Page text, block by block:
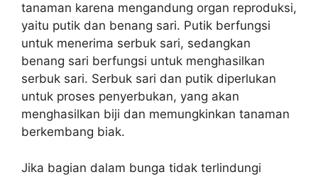
tanaman karena mengandung organ reproduksi,
yaitu putik dan benang sari. Putik berfungsi
untuk menerima serbuk sari, sedangkan
benang sari berfungsi untuk menghasilkan
serbuk sari. Serbuk sari dan putik diperlukan
untuk proses penyerbukan, yang akan
menghasilkan biji dan memungkinkan tanaman
berkembang biak.
Jika bagian dalam bunga tidak terlindungi